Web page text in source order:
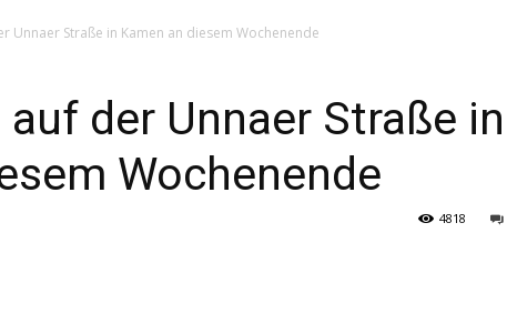
Unnaer Straße in Kamen an diesem Wochenende
der Unnaer Straße in
Wochenende
4818